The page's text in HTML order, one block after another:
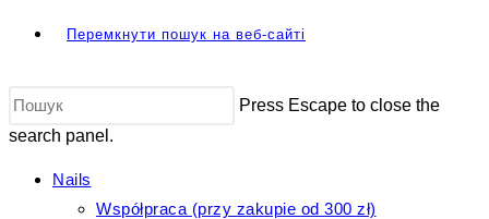
Перемкнути пошук на веб-сайті
Press Escape to close the
search panel.
Nails
Współpraca (przy zakupie od 300 zł)